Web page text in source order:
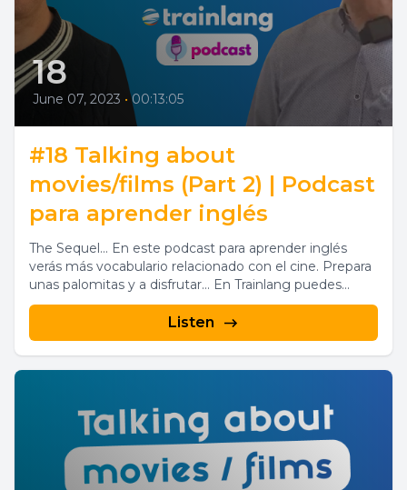
18
June 07, 2023 • 00:13:05
#18 Talking about
movies/films (Part 2) | Podcast
para aprender inglés
The Sequel... En este podcast para aprender inglés
verás más vocabulario relacionado con el cine. Prepara
unas palomitas y a disfrutar... En Trainlang puedes...
Listen